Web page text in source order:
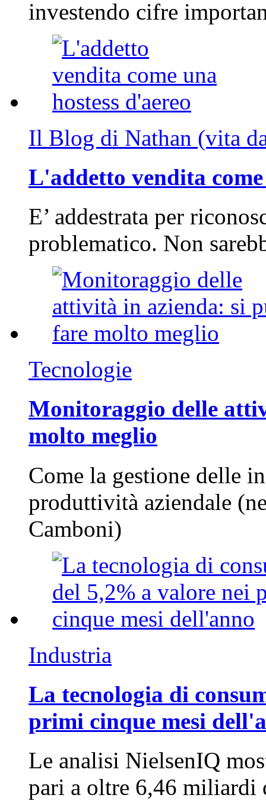
investendo cifre
Il Blog di Nathan (vita
L'addetto vendita
E’ addestrata per
problematico. Non
Tecnologie
Monitoraggio delle
molto meglio
Come la gestione delle
produttività aziendale
Camboni)
Industria
La tecnologia di
primi cinque mesi
Le analisi NielsenIQ
pari a oltre 6,46